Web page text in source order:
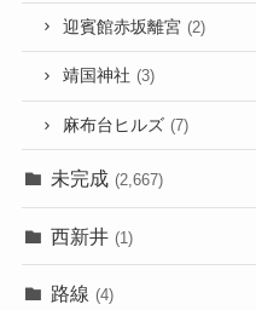
迎賓館赤坂離宮 (2)
靖国神社 (3)
麻布台ヒルズ (7)
未完成 (2,667)
西新井 (1)
路線 (4)